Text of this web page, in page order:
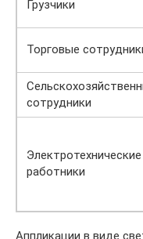
Грузчики
Торговые
сотрудники
Электротехнические
работники
Аппликации в виде